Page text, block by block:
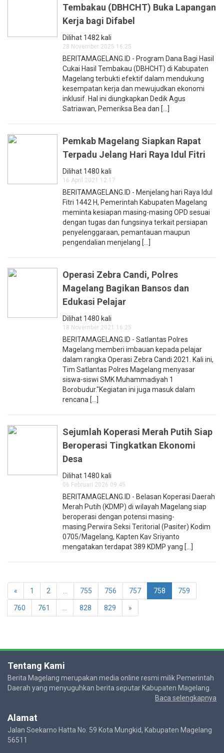
Tembakau (DBHCHT) Buka Lapangan
Kerja bagi Difabel
Dilihat 1482 kali
28 November 2025 16:25
BERITAMAGELANG.ID - Program Dana Bagi Hasil
Cukai Hasil Tembakau (DBHCHT) di Kabupaten
Magelang terbukti efektif dalam mendukung
kesempatan kerja dan mewujudkan ekonomi
inklusif. Hal ini diungkapkan Dedik Agus
Satriawan, Pemeriksa Bea dan [...]
Pemkab Magelang Siapkan Rapat
Terpadu Jelang Hari Raya Idul Fitri
Dilihat 1480 kali
16 April 2021 12:17
BERITAMAGELANG.ID - Menjelang hari Raya Idul
Fitri 1442 H, Pemerintah Kabupaten Magelang
meminta kesiapan masing-masing OPD sesuai
dengan tugas dan fungsinya terkait persiapan
penyelenggaraan, pemantauan maupun
pengendalian menjelang [...]
Operasi Zebra Candi, Polres
Magelang Bagikan Bansos dan
Edukasi Pelajar
Dilihat 1480 kali
18 November 2021 16:25
BERITAMAGELANG.ID - Satlantas Polres
Magelang memberi imbauan kepada pelajar
dalam rangka Operasi Zebra Candi 2021. Kali ini,
Tim Satlantas Polres Magelang menyasar
siswa-siswi SMK Muhammadiyah 1
Borobudur."Kegiatan ini juga masuk dalam
rencana [...]
Sejumlah Koperasi Merah Putih Siap
Beroperasi Tingkatkan Ekonomi
Desa
Dilihat 1480 kali
06 Februari 2026 09:45
BERITAMAGELANG.ID - Belasan Koperasi Daerah
Merah Putih (KDMP) di wilayah Magelang siap
beroperasi dengan potensi masing-
masing.Perwira Seksi Teritorial (Pasiter) Kodim
0705/Magelang, Kapten Kav Sriyanto
mengatakan terdapat 389 KDMP yang [...]
« 1 2 755 756 757 758 759
760 761 828 829 »
Tentang Kami
Berita Magelang merupakan media online resmi milik Pemerintah
Daerah yang menyuguhkan berita seputar Kabupaten Magelang.
Baca selengkapnya
Alamat
Jalan Soekarno Hatta No. 59 Kota Mungkid, Kabupaten Magelang
56511